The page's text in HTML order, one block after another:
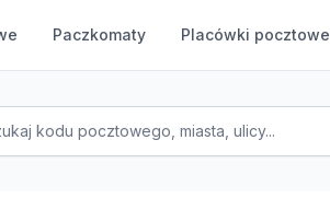
Paczkomaty Placówki pocztowe